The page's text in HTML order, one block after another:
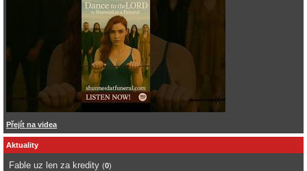
Přejít na videa
Aktuality
Fable uz len za kredity (0)